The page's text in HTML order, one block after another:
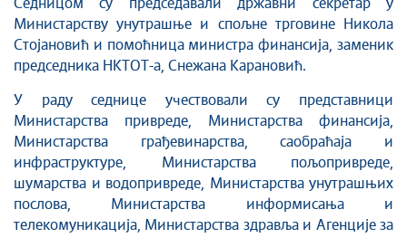
Седницом су председавали државни секретар у
Министарству унутрашње и спољне трговине Никола
Стојановић и помоћница министра финансија, заменик
председника НКТОТ-а, Снежана Карановић.
У раду седнице учествовали су представници
Министарства привреде, Министарства финансија,
Министарства грађевинарства, саобраћаја и
инфраструктуре, Министарства пољопривреде,
шумарства и водопривреде, Министарства унутрашњих
послова, Министарства информисања и
телекомуникација, Министарства здравља и Агенције за